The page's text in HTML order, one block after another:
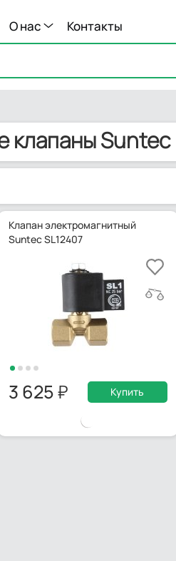
О нас Контакты
клапаны Suntec
Клапан электромагнитный
Suntec SL12407
3 625 Купить